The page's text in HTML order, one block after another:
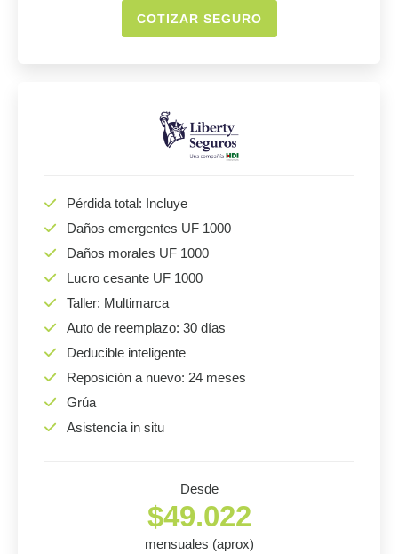
COTIZAR SEGURO
Pérdida total: Incluye
Daños emergentes UF 1000
Daños morales UF 1000
Lucro cesante UF 1000
Taller: Multimarca
Auto de reemplazo: 30 días
Deducible inteligente
Reposición a nuevo: 24 meses
Grúa
Asistencia in situ
Desde
$49.022
mensuales (aprox)